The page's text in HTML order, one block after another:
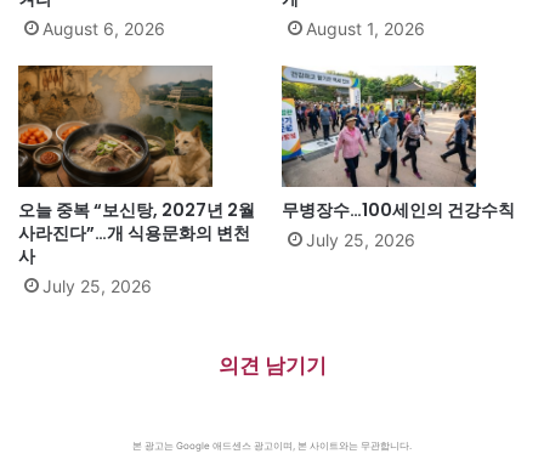
August 6, 2026 August 1, 2026
오늘 중복 “보신탕, 2027년 2월
사라진다”…개 식용문화의 변천
사
July 25, 2026
무병장수…100세인의 건강수칙
July 25, 2026
의견 남기기
본 광고는 Google 애드센스 광고이며, 본 사이트와는 무관합니다.